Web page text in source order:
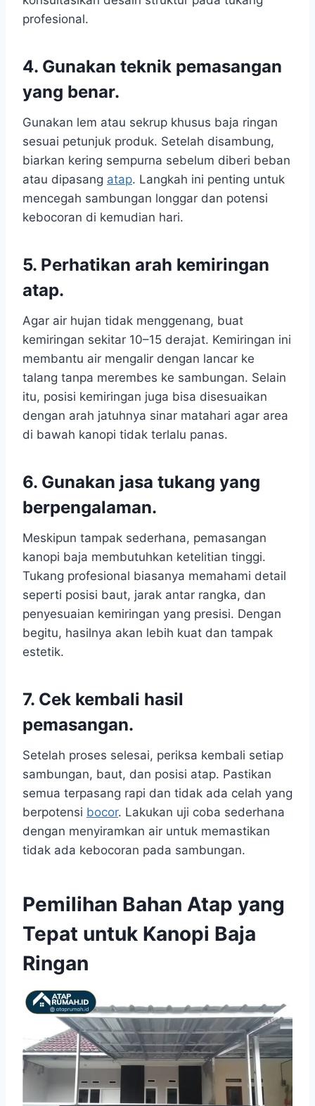
profesional.
4. Gunakan teknik pemasangan
yang benar.
Gunakan lem atau sekrup khusus baja ringan
sesuai petunjuk produk. Setelah disambung,
biarkan kering sempurna sebelum diberi beban
atau dipasang atap. Langkah ini penting untuk
mencegah sambungan longgar dan potensi
kebocoran di kemudian hari.
5. Perhatikan arah kemiringan
atap.
Agar air hujan tidak menggenang, buat
kemiringan sekitar 10–15 derajat. Kemiringan ini
membantu air mengalir dengan lancar ke
talang tanpa merembes ke sambungan. Selain
itu, posisi kemiringan juga bisa disesuaikan
dengan arah jatuhnya sinar matahari agar area
di bawah kanopi tidak terlalu panas.
6. Gunakan jasa tukang yang
berpengalaman.
Meskipun tampak sederhana, pemasangan
kanopi baja membutuhkan ketelitian tinggi.
Tukang profesional biasanya memahami detail
seperti posisi baut, jarak antar rangka, dan
penyesuaian kemiringan yang presisi. Dengan
begitu, hasilnya akan lebih kuat dan tampak
estetik.
7. Cek kembali hasil
pemasangan.
Setelah proses selesai, periksa kembali setiap
sambungan, baut, dan posisi atap. Pastikan
semua terpasang rapi dan tidak ada celah yang
berpotensi bocor. Lakukan uji coba sederhana
dengan menyiramkan air untuk memastikan
tidak ada kebocoran pada sambungan.
Pemilihan Bahan Atap yang
Tepat untuk Kanopi Baja
Ringan